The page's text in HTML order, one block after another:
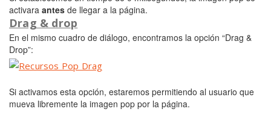
activara antes de llegar a la página.
Drag & drop
En el mismo cuadro de diálogo, encontramos la opción “Drag &
Drop”:
Si activamos esta opción, estaremos permitiendo al usuario que
mueva libremente la imagen pop por la página.